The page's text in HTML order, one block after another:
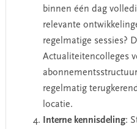
binnen één dag
relevante
regelmatige sessies?
Actualiteitencolleges
regelmatig
locatie.
Interne kennisdeling: